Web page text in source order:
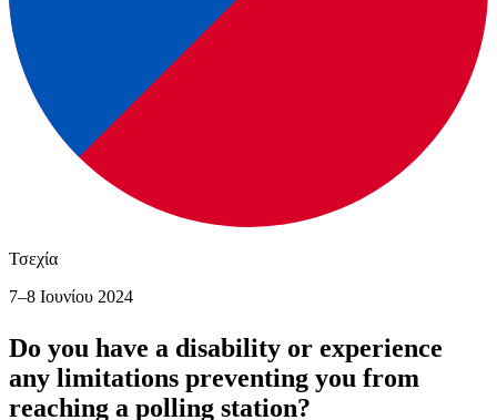
Τσεχία
7–8 Ιουνίου 2024
Do you have a disability or experience
any limitations preventing you from
reaching a polling station?